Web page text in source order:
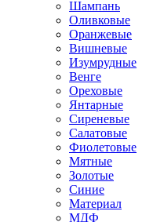
Шампань
Оливковые
Оранжевые
Вишневые
Изумрудные
Венге
Ореховые
Янтарные
Сиреневые
Салатовые
Фиолетовые
Мятные
Золотые
Синие
Материал
МДФ